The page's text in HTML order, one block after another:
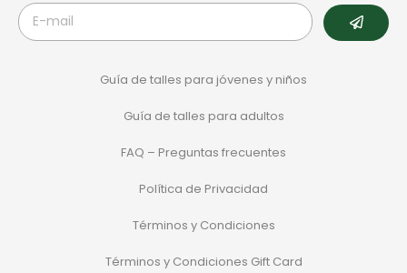
Guía de talles para jóvenes y niños
Guía de talles para adultos
FAQ – Preguntas frecuentes
Política de Privacidad
Términos y Condiciones
Términos y Condiciones Gift Card